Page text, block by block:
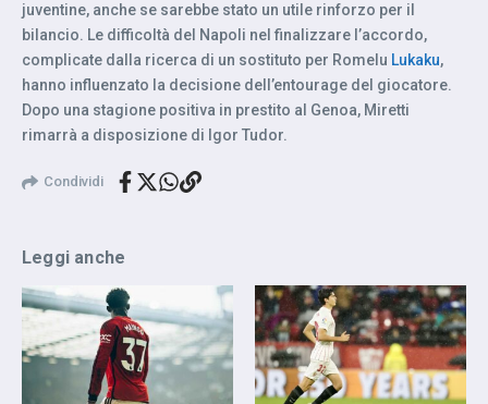
juventine, anche se sarebbe stato un utile rinforzo per il
bilancio. Le difficoltà del Napoli nel finalizzare l’accordo,
complicate dalla ricerca di un sostituto per Romelu Lukaku,
hanno influenzato la decisione dell’entourage del giocatore.
Dopo una stagione positiva in prestito al Genoa, Miretti
rimarrà a disposizione di Igor Tudor.
Condividi
Leggi anche